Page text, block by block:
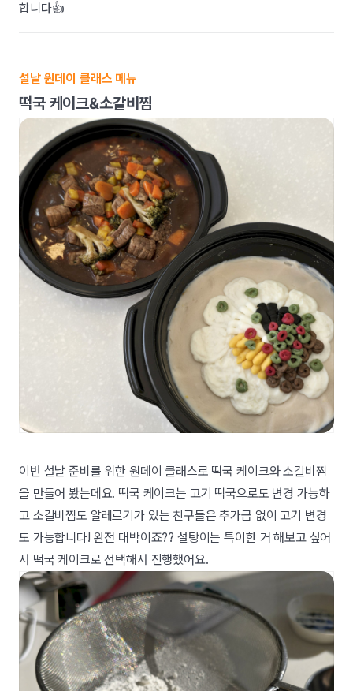
합니다👍
설날 원데이 클래스 메뉴
떡국 케이크&소갈비찜
이번 설날 준비를 위한 원데이 클래스로 떡국 케이크와 소갈비찜
을 만들어 봤는데요. 떡국 케이크는 고기 떡국으로도 변경 가능하
고 소갈비찜도 알레르기가 있는 친구들은 추가금 없이 고기 변경
도 가능합니다! 완전 대박이죠?? 설탕이는 특이한 거 해보고 싶어
서 떡국 케이크로 선택해서 진행했어요.